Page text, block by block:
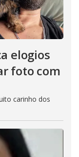
elogios
foto com
carinho dos